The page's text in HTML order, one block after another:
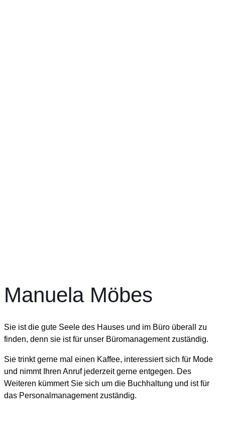
Manuela Möbes
Sie ist die gute Seele des Hauses und im Büro überall zu
finden, denn sie ist für unser Büromanagement zuständig.
Sie trinkt gerne mal einen Kaffee, interessiert sich für Mode
und nimmt Ihren Anruf jederzeit gerne entgegen. Des
Weiteren kümmert Sie sich um die Buchhaltung und ist für
das Personalmanagement zuständig.